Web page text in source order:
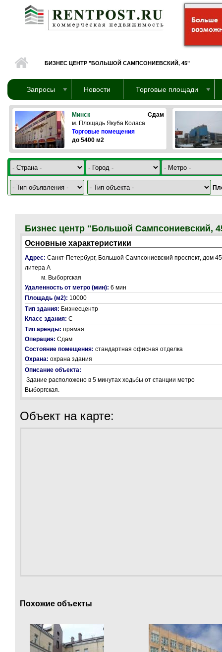
Перейти к основному содержанию
БИЗНЕС ЦЕНТР "БОЛЬШОЙ САМПСОНИЕВСКИЙ, 45"
Запросы Новости Торговые площади
Минск
Сдам
м. Площадь Якуба Коласа
Торговые помещения
до 5400 м2
Бизнес центр "Большой Сампсониевский,
Основные характеристики
Адрес: Санкт-Петербург, Большой Сампсониевский проспект, дом
литера А
м. Выборгская
Удаленность от метро (мин): 6 мин
Площадь (м2): 10000
Тип здания: Бизнесцентр
Класс здания: С
Тип аренды: прямая
Операция: Сдам
Состояние помещения: стандартная офисная отделка
Охрана: охрана здания
Описание объекта:
Здание расположено в 5 минутах ходьбы от станции метро
Выборгская.
Объект на карте:
Похожие объекты